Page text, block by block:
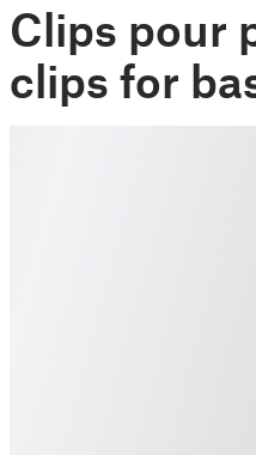
Clips pour
clips for